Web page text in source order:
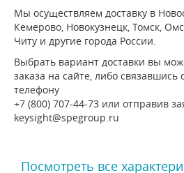
Мы осуществляем доставку в
Кемерово, Новокузнецк, Томск,
Читу и другие города России.
Выбрать вариант доставки вы
заказа на сайте, либо
телефону
+7 (800) 707-44-73 или отправив
keysight@spegroup.ru
Посмотреть все